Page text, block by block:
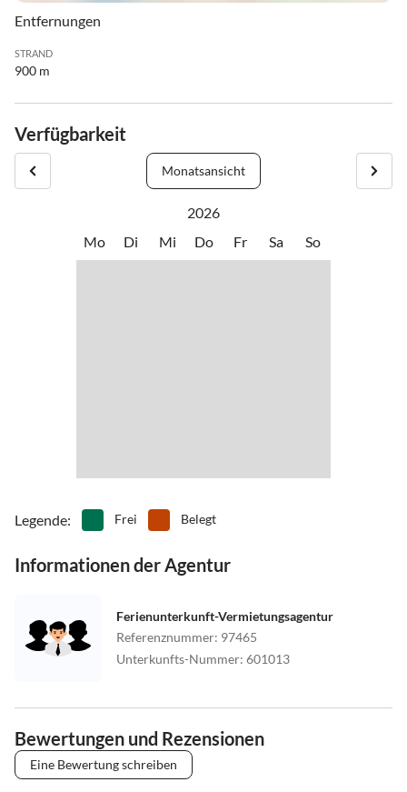
Entfernungen
STRAND
900 m
Verfügbarkeit
Monatsansicht
2026
Mo
Di Mi Do Fr Sa So
Legende: Frei Belegt
Informationen der Agentur
Ferienunterkunft-Vermietungsagentur
Referenznummer: 97465
Unterkunfts-Nummer: 601013
Bewertungen und Rezensionen
Eine Bewertung schreiben